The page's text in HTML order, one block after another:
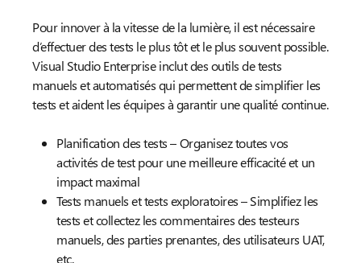
Pour innover à la vitesse de la lumière, il est nécessaire
d’effectuer des tests le plus tôt et le plus souvent possible.
Visual Studio Enterprise inclut des outils de tests
manuels et automatisés qui permettent de simplifier les
tests et aident les équipes à garantir une qualité continue.
Planification des tests – Organisez toutes vos
activités de test pour une meilleure efficacité et un
impact maximal
Tests manuels et tests exploratoires – Simplifiez les
tests et collectez les commentaires des testeurs
manuels, des parties prenantes, des utilisateurs UAT,
etc.